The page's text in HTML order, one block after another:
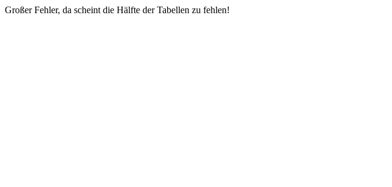
Großer Fehler, da scheint die Hälfte der Tabellen zu fehlen!